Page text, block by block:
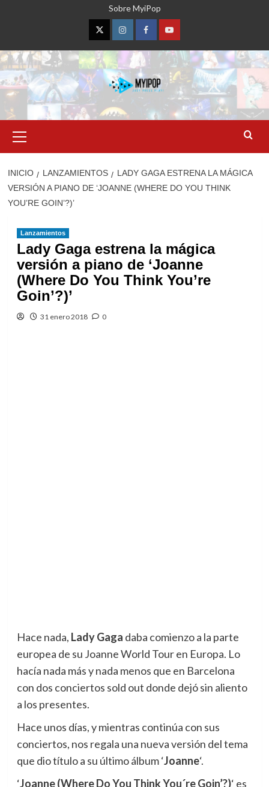
Sobre MyiPop
TwitterInstagramFacebookYouTube
primario
INICIO LANZAMIENTOS
LADY GAGA ESTRENA LA MÁGICA
VERSIÓN A PIANO DE ‘JOANNE (WHERE DO YOU THINK
YOU’RE GOIN’?)’
Lanzamientos
Lady Gaga estrena la mágica
versión a piano de ‘Joanne
(Where Do You Think You’re
Goin’?)’
31 enero 2018 0
Hace nada, Lady Gaga daba comienzo a la parte
europea de su Joanne World Tour en Europa. Lo
hacía nada más y nada menos que en Barcelona
con dos conciertos sold out donde dejó sin aliento
a los presentes.
Hace unos días, y mientras continúa con sus
conciertos, nos regala una nueva versión del tema
que dio título a su último álbum ‘Joanne‘.
‘Joanne (Where Do You Think You´re Goin’?)‘ es